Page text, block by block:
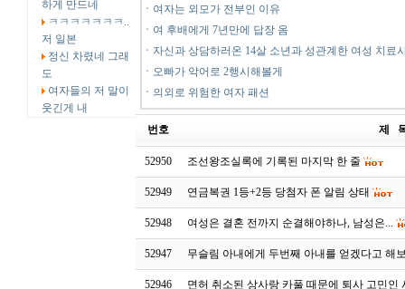
하게 만드네
ㅋㅋㅋㅋㅋㅋㅋ..
저 일본
정신 차렸네 그래
도
여자들의 저 말이
웃긴게 내
ㆍ 여자는 외모가 전부인 이유
ㆍ 여 후배에게 7년만에 답장 옴
ㆍ 자신과 상담하러온 14살 소년과 성관계한 여성 치료
ㆍ 오빠가 악어로 2행시해볼게
ㆍ 의외로 위험한 여자 패션
번호 제
52950 조선왕조실록에 기록된 마지막 한 줄
52949 연금복권 1등+2등 당첨자 폰 알림 상태
52948 여성은 결혼 전까지 순결해야하나, 남성은...
52947 무슬림 아내에게 두번째 아내를 얻겠다고 해
52946 면허 취소된 상사랑 카풀 때문에 퇴사 고민인